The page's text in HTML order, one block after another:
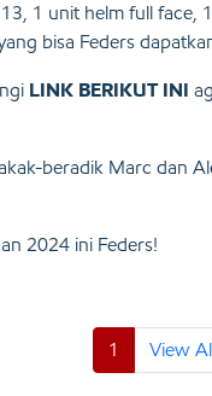
1 unit helm full face,
bisa Feders
LINK BERIKUT INI
beradik Marc dan
2024 ini Feders!
1 View